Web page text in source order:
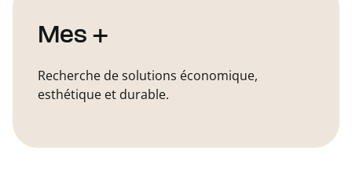
Mes +
Recherche de solutions économique,
esthétique et durable.